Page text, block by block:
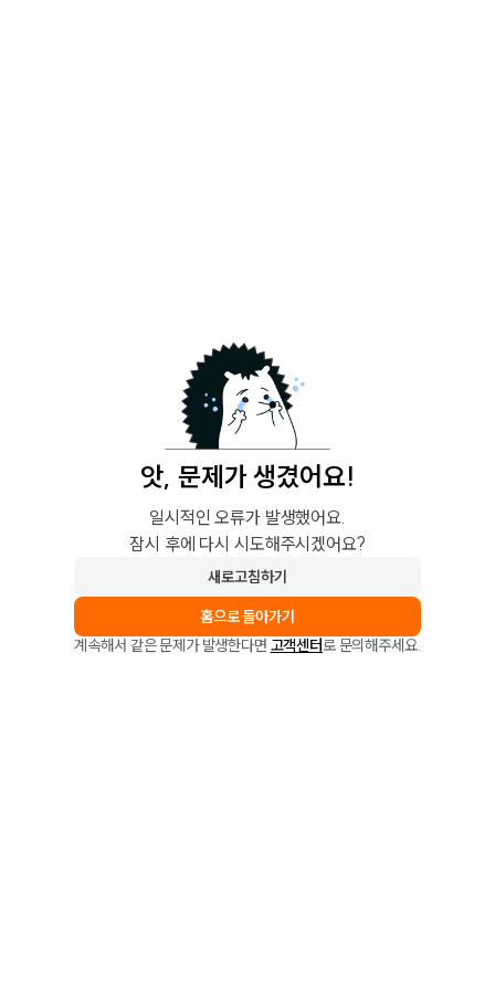
앗, 문제가 생겼어요!
일시적인 오류가 발생했어요.
잠시 후에 다시 시도해주시겠어요?
새로고침하기
홈으로 돌아가기
계속해서 같은 문제가 발생한다면 고객센터로 문의해주세요.